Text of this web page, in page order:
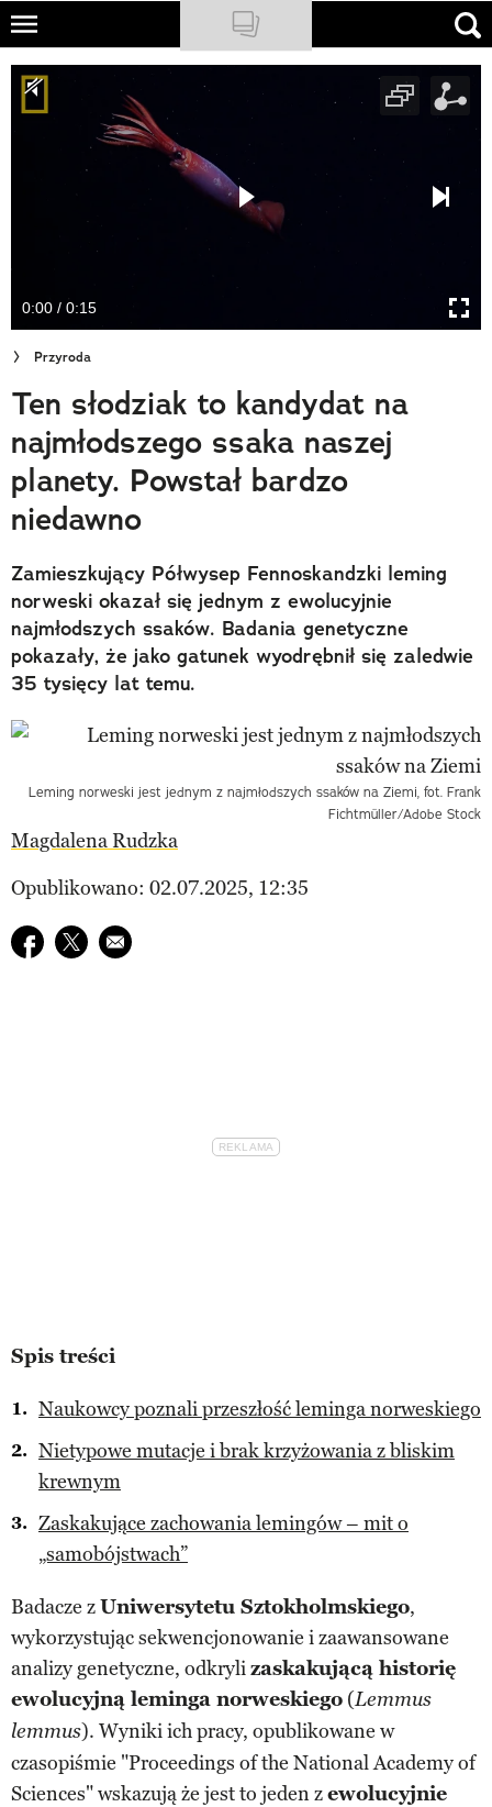
Skip
main
content
NATIONAL GEOGRAPHIC
TRAVELER
PODCASTY
Cuda Polski
Wielki Konkurs Fotograficzny
Trendbook Podróżniczy
Polecane
0:00 / 0:15
Przyroda
Ten słodziak to kandydat na
najmłodszego ssaka naszej
planety. Powstał bardzo
niedawno
Zamieszkujący Półwysep Fennoskandzki leming
norweski okazał się jednym z ewolucyjnie
najmłodszych ssaków. Badania genetyczne
pokazały, że jako gatunek wyodrębnił się zaledwie
35 tysięcy lat temu.
Leming norweski jest jednym z najmłodszych ssaków na Ziemi, fot. Frank
Fichtmüller/Adobe Stock
Magdalena Rudzka
Opublikowano: 02.07.2025, 12:35
Udostępnij na facebook
Udostępnij na twitter
E-mail do przyjaciela
Spis treści
Naukowcy poznali przeszłość leminga norweskiego
Nietypowe mutacje i brak krzyżowania z bliskim
krewnym
Zaskakujące zachowania lemingów – mit o
„samobójstwach”
Badacze zUniwersytetu Sztokholmskiego,
wykorzystując sekwencjonowanie i zaawansowane
analizy genetyczne, odkrylizaskakującą historię
ewolucyjną leminga norweskiego (Lemmus
lemmus). Wyniki ich pracy, opublikowane w
czasopiśmie "Proceedings of the National Academy of
Sciences" wskazują że jest to jeden zewolucyjnie